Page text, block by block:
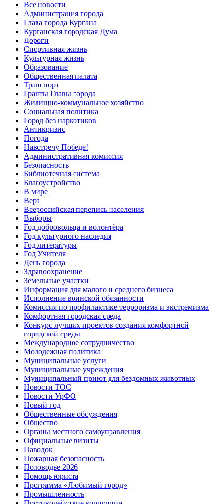
Все новости
Администрация города
Глава города Кургана
Курганская городская Дума
Дороги
Спортивная жизнь
Культурная жизнь
Образование
Общественная палата
Транспорт
Гранты Главы города
Жилищно-коммунальное хозяйство
Социальная политика
Город без наркотиков
Антикризис
Погода
Навстречу Победе!
Административная комиссия
Безопасность
Библиотечная система
Благоустройство
В мире
Вера
Всероссийская перепись населения
Выборы
Год добровольца и волонтёра
Год культурного наследия
Год литературы
Год Учителя
День города
Здравоохранение
Земельные участки
Информация для малого и среднего бизнеса
Исполнение воинской обязанности
Комиссия по профилактике терроризма и экстремизма
Комфортная городская среда
Конкурс лучших проектов создания комфортной
городской среды
Международное сотрудничество
Молодежная политика
Муниципальные услуги
Муниципальные учреждения
Муниципальный приют для бездомных животных
Новости ТОС
Новости УрФО
Новый год
Общественные обсуждения
Общество
Органы местного самоуправления
Официальные визиты
Паводок
Пожарная безопасность
Половодье 2026
Помощь юриста
Программа «Любимый город»
Промышленность